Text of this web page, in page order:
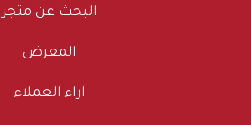
البحث عن متجر
المعرض
آراء العملاء